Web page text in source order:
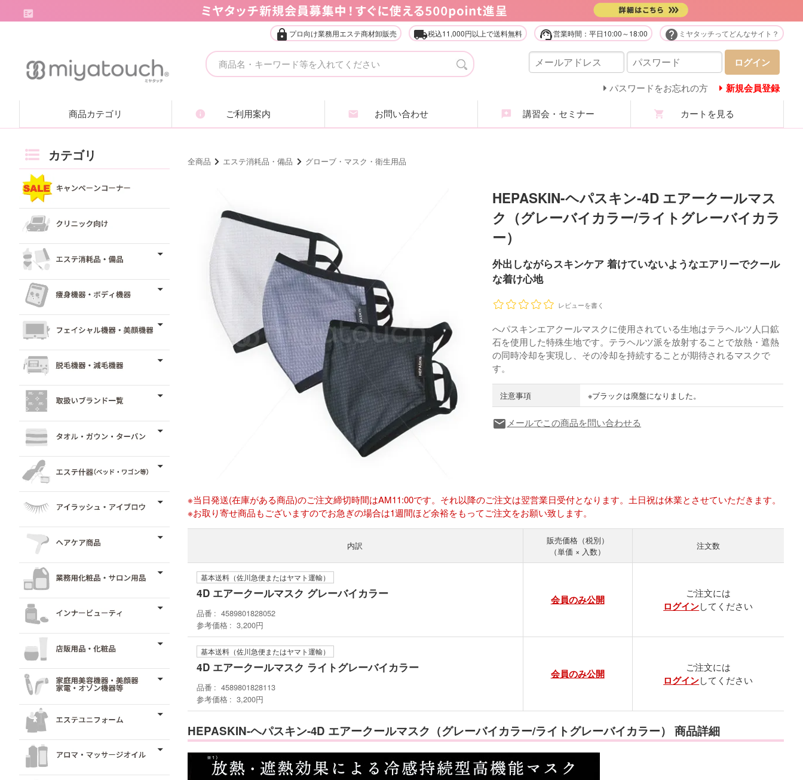
lock プロ向け業務用エステ商材卸販売 local_shipping税込11,000円以上で送料無料 support_agent営業時間：平日10:00～18:00 help ミヤタッチってどんなサイト？
ログイン
パスワードをお忘れの方 新規会員登録
商品カテゴリ
タオル・ガウン・ターバン 店販用品・化粧品
家庭用美容機器・美顔器・家電
エステ消耗品・備品 アイラッシュ・アイブロウ エステユニフォーム
フェイシャル機器・美顔機器
肌分析機・カウンセリング
ご利用案内 お問い合わせ 講習会・セミナー カートを見る
全商品 エステ消耗品・備品 グローブ・マスク・衛生用品
HEPASKIN-ヘパスキン-4D エアークールマス
ク（グレーバイカラー/ライトグレーバイカラ
ー）
外出しながらスキンケア 着けていないようなエアリーでクール
な着け心地
レビューを書く
へパスキンエアクールマスクに使用されている生地はテラヘルツ人口鉱
石を使用した特殊生地です。テラヘルツ派を放射することで放熱・遮熱
の同時冷却を実現し、その冷却を持続することが期待されるマスクで
す。
注意事項 ※ブラックは廃盤になりました。
local_post_officeメールでこの商品を問い合わせる
※当日発送(在庫がある商品)のご注文締切時間はAM11:00です。それ以降のご注文は翌営業日受付となります。土日祝は休業とさせていただきます。
※お取り寄せ商品もございますのでお急ぎの場合は1週間ほど余裕をもってご注文をお願い致します。
内訳
販売価格
（単価 × 入数）
注文数
基本送料（佐川急便またはヤマト運輸）
4D エアークールマスク グレーバイカラー
品番
4589801828052
参考価格
3,200円
会員のみ公開
ご注文には
ログインしてください
基本送料（佐川急便またはヤマト運輸）
4D エアークールマスク ライトグレーバイカラー
品番
4589801828113
参考価格
3,200円
会員のみ公開
ご注文には
ログインしてください
HEPASKIN-ヘパスキン-4D エアークールマスク（グレーバイカラー/ライトグレーバイカラー） 商品詳細
カテゴリ